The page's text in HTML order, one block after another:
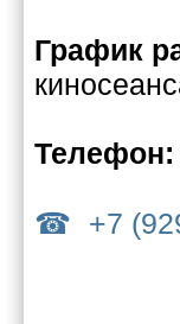
График
Телефон:
+7